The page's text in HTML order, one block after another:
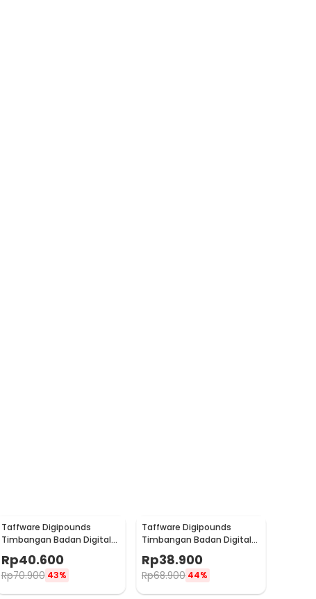
Taffware Digipounds
Timbangan Badan Digital
Scale Battery 0.05kg 180kg
- BT-986
Rp40.600
Rp70.900 43%
Taffware Digipounds
Timbangan Badan Digital
Scale Battery 0.05kg 180kg
- SC-01
Rp38.900
Rp68.900 44%